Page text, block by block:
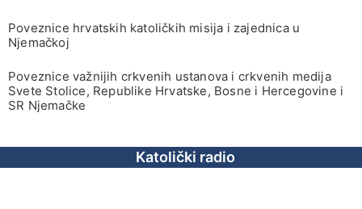
Poveznice hrvatskih katoličkih misija i zajednica u
Njemačkoj
Poveznice važnijih crkvenih ustanova i crkvenih medija
Svete Stolice, Republike Hrvatske, Bosne i Hercegovine i
SR Njemačke
Katolički radio